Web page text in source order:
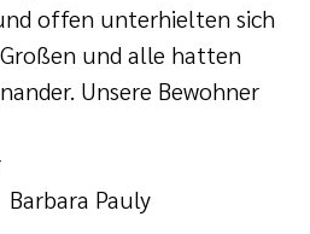
offen unterhielten sich
und alle hatten
Unsere Bewohner
Pauly